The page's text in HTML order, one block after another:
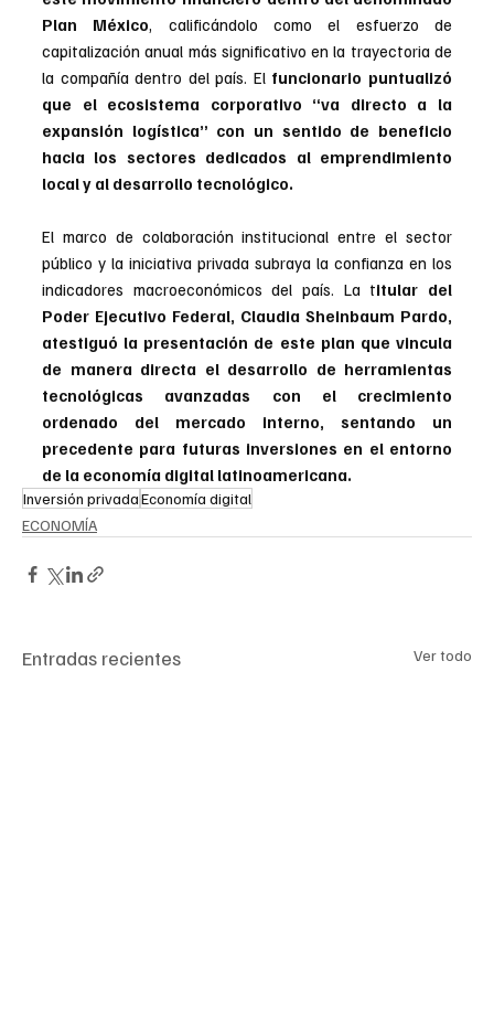
Plan México, calificándolo como el esfuerzo de
capitalización anual más significativo en la trayectoria de
la compañía dentro del país. El funcionario puntualizó
que el ecosistema corporativo “va directo a la
expansión logística” con un sentido de beneficio
hacia los sectores dedicados al emprendimiento
local y al desarrollo tecnológico.
El marco de colaboración institucional entre el sector
público y la iniciativa privada subraya la confianza en los
indicadores macroeconómicos del país. La titular del
Poder Ejecutivo Federal, Claudia Sheinbaum Pardo,
atestiguó la presentación de este plan que vincula
de manera directa el desarrollo de herramientas
tecnológicas avanzadas con el crecimiento
ordenado del mercado interno, sentando un
precedente para futuras inversiones en el entorno
de la economía digital latinoamericana.
Inversión privadaEconomía digital
ECONOMÍA
Entradas recientes Ver todo